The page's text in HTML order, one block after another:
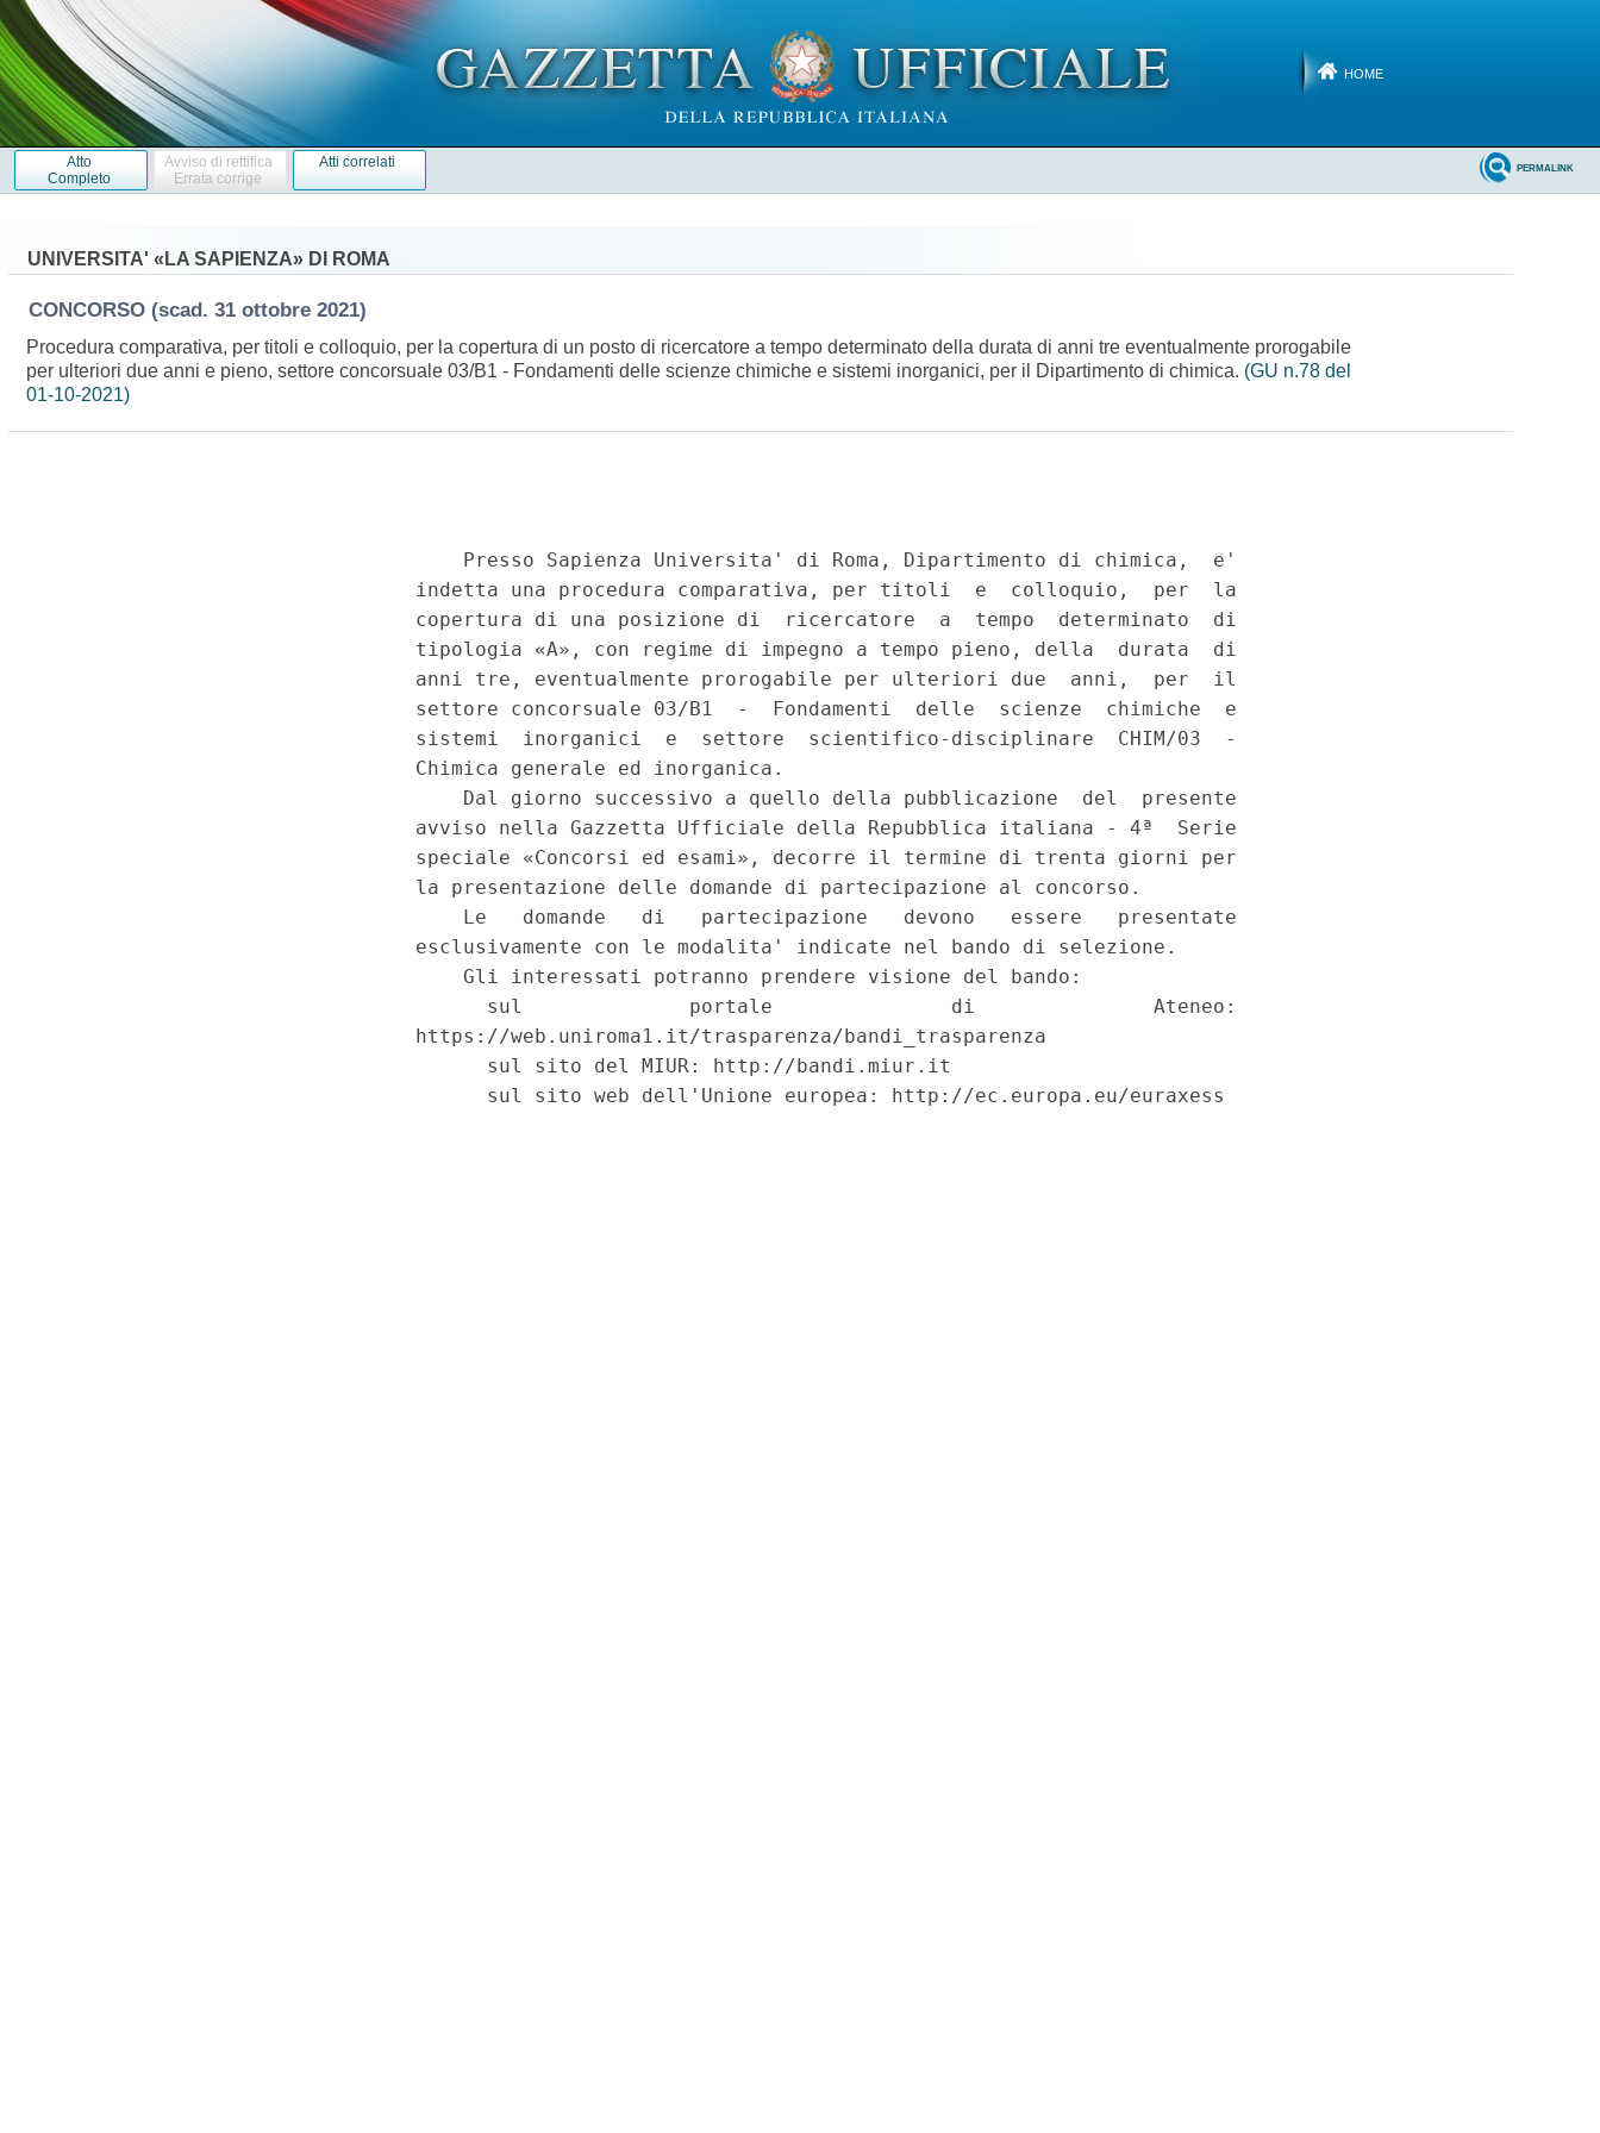
HOME
Atto
Completo
Avviso di rettifica
Errata corrige
Atti correlati PERMALINK
UNIVERSITA' «LA SAPIENZA» DI ROMA
CONCORSO (scad. 31 ottobre 2021)
Procedura comparativa, per titoli e colloquio, per la copertura di un posto di ricercatore a tempo determinato della durata di anni tre eventualmente prorogabile
per ulteriori due anni e pieno, settore concorsuale 03/B1 - Fondamenti delle scienze chimiche e sistemi inorganici, per il Dipartimento di chimica. (GU n.78 del
01-10-2021)